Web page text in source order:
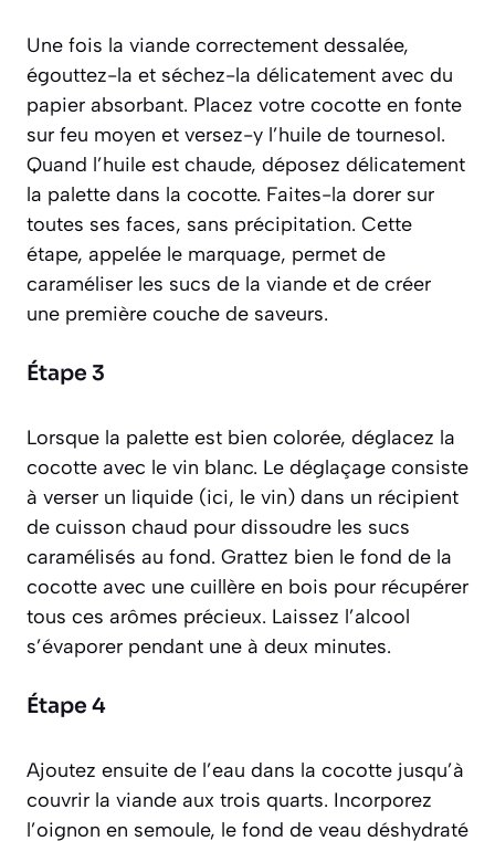
Une fois la viande correctement dessalée,
égouttez-la et séchez-la délicatement avec du
papier absorbant. Placez votre cocotte en fonte
sur feu moyen et versez-y l’huile de tournesol.
Quand l’huile est chaude, déposez délicatement
la palette dans la cocotte. Faites-la dorer sur
toutes ses faces, sans précipitation. Cette
étape, appelée le marquage, permet de
caraméliser les sucs de la viande et de créer
une première couche de saveurs.
Étape 3
Lorsque la palette est bien colorée, déglacez la
cocotte avec le vin blanc. Le déglaçage consiste
à verser un liquide (ici, le vin) dans un récipient
de cuisson chaud pour dissoudre les sucs
caramélisés au fond. Grattez bien le fond de la
cocotte avec une cuillère en bois pour récupérer
tous ces arômes précieux. Laissez l’alcool
s’évaporer pendant une à deux minutes.
Étape 4
Ajoutez ensuite de l’eau dans la cocotte jusqu’à
couvrir la viande aux trois quarts. Incorporez
l’oignon en semoule, le fond de veau déshydraté